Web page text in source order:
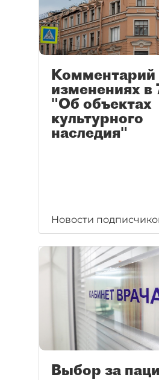
Комментарий
изменениях
"Об объектах
культурного
наследия"
Новости
Выбор за